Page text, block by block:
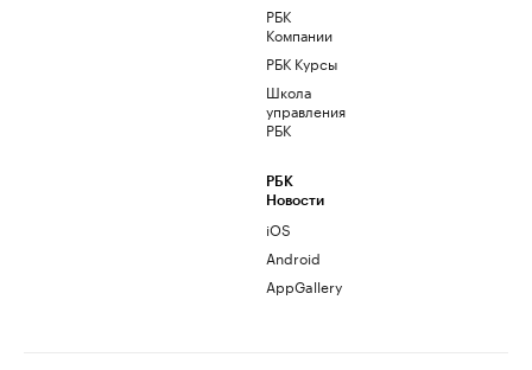
РБК
Компании
РБК Курсы
Школа
управления
РБК
РБК
Новости
iOS
Android
AppGallery